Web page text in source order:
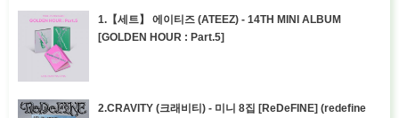
1.【세트】 에이티즈 (ATEEZ) - 14TH MINI ALBUM
[GOLDEN HOUR : Part.5]
2.CRAVITY (크래비티) - 미니 8집 [ReDeFINE] (redefine